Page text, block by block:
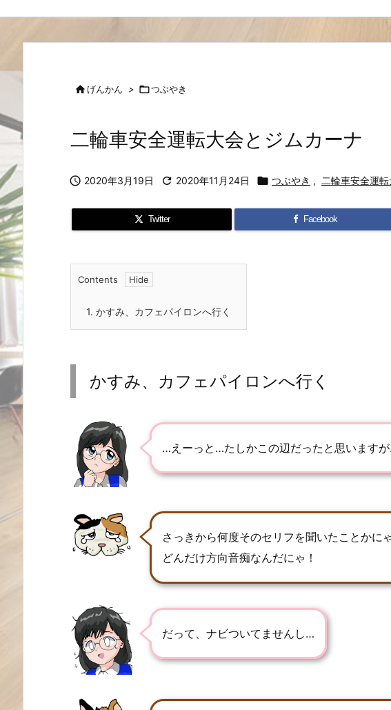
げんかん > つぶやき
二輪車安全運転大会とジムカーナ
 2020年3月19日  2020年11月24日  つぶやき , 二輪車安全運
Twitter Facebook
Contents
1. かすみ、カフェパイロンへ行く
かすみ、カフェパイロンへ行く
…えーっと…たしかこの辺だったと思います
さっきから何度そのセリフを聞いたことかに
どんだけ方向音痴なんだにゃ！
だって、ナビついてませんし…